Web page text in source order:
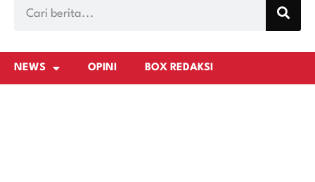
NEWS OPINI BOX REDAKSI